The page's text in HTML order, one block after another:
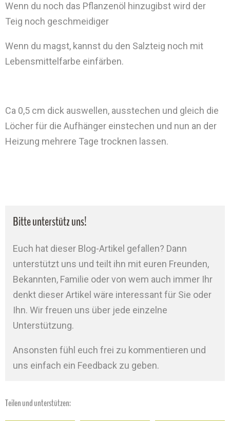
Wenn du noch das Pflanzenöl hinzugibst wird der
Teig noch geschmeidiger
Wenn du magst, kannst du den Salzteig noch mit
Lebensmittelfarbe einfärben.
Ca 0,5 cm dick auswellen, ausstechen und gleich die
Löcher für die Aufhänger einstechen und nun an der
Heizung mehrere Tage trocknen lassen.
Bitte unterstütz uns!
Euch hat dieser Blog-Artikel gefallen? Dann
unterstützt uns und teilt ihn mit euren Freunden,
Bekannten, Familie oder von wem auch immer Ihr
denkt dieser Artikel wäre interessant für Sie oder
Ihn. Wir freuen uns über jede einzelne
Unterstützung.
Ansonsten fühl euch frei zu kommentieren und
uns einfach ein Feedback zu geben.
Teilen und unterstützen: